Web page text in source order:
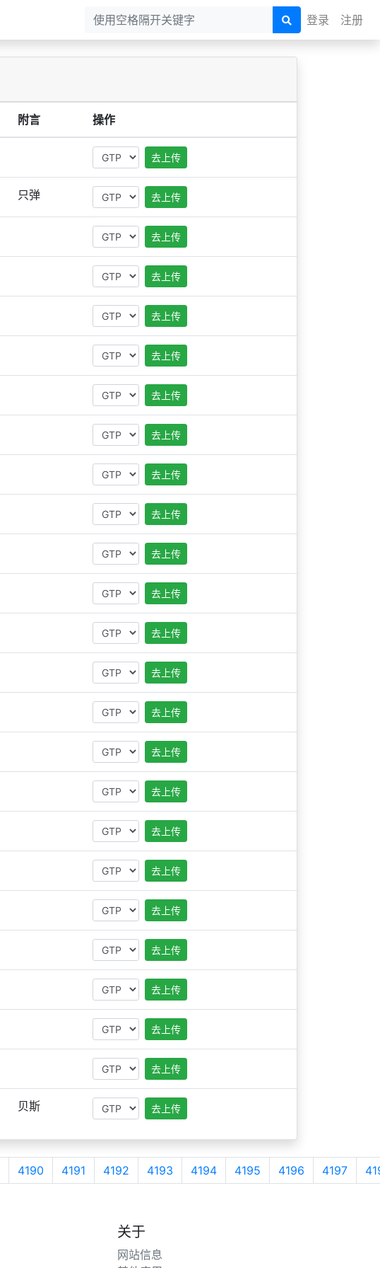
登录 注册
附言 操作
去上传
只弹 去上传
去上传
去上传
去上传
去上传
去上传
去上传
去上传
去上传
去上传
去上传
去上传
去上传
去上传
去上传
去上传
去上传
去上传
去上传
去上传
去上传
去上传
去上传
贝斯 去上传
4190 4191 4192 4193 4194 4195 4196 4197
关于
网站信息